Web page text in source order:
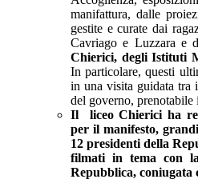
manifattura, dalle
gestite e curate dai
Cavriago e Luzzara e
Chierici, degli Istituti
In particolare, questi
in una visita guidata tra
del governo, prenotabile
Il liceo Chierici ha
per il manifesto,
12 presidenti della
filmati in tema con
Repubblica, coniugata